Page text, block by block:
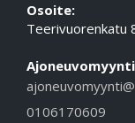
Osoite:
Teerivuorenkatu
0106170609